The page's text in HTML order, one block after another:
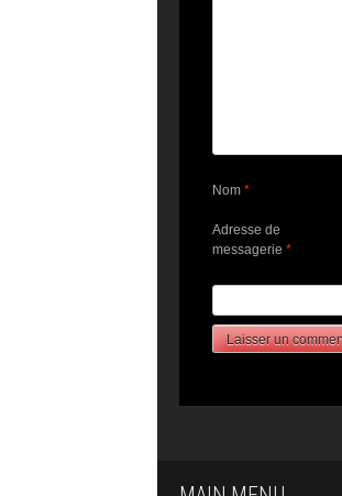
Nom *
Adresse de
messagerie *